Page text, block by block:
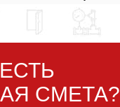
СМЕТА?